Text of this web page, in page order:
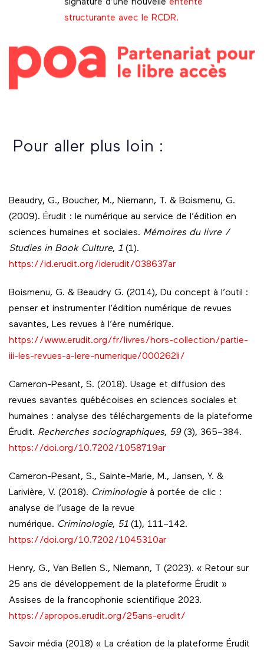
structurante avec le RCDR.
Pour aller plus loin :
Beaudry, G., Boucher, M., Niemann, T. & Boismenu, G.
(2009). Érudit : le numérique au service de l’édition en
sciences humaines et sociales. Mémoires du livre /
Studies in Book Culture, 1 (1).
https://id.erudit.org/iderudit/038637ar
Boismenu, G. & Beaudry G. (2014), Du concept à l’outil :
penser et instrumenter l’édition numérique de revues
savantes, Les revues à l’ère numérique.
https://www.erudit.org/fr/livres/hors-collection/partie-
iii-les-revues-a-lere-numerique/000262li/
Cameron-Pesant, S. (2018). Usage et diffusion des
revues savantes québécoises en sciences sociales et
humaines : analyse des téléchargements de la plateforme
Érudit. Recherches sociographiques, 59(3), 365–384.
https://doi.org/10.7202/1058719ar
Cameron-Pesant, S., Sainte-Marie, M., Jansen, Y. &
Larivière, V. (2018). Criminologieà portée de clic :
analyse de l’usage de la revue
numérique. Criminologie, 51 (1), 111–142.
https://doi.org/10.7202/1045310ar
Henry, G., Van Bellen S., Niemann, T (2023). « Retour sur
25 ans de développement de la plateforme Érudit »
Assises de la francophonie scientifique 2023.
https://apropos.erudit.org/25ans-erudit/
Savoir média (2018) « La création de la plateforme Érudit